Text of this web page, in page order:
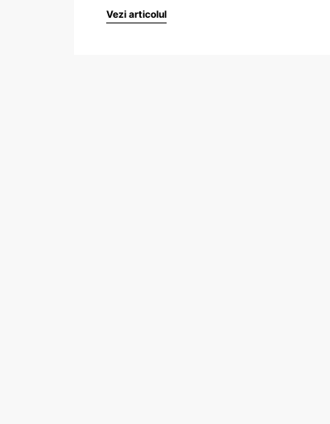
Vezi articolul